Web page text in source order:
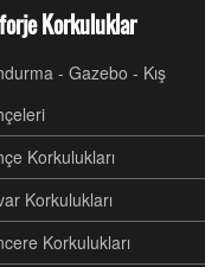
Korkuluklar
- Gazebo - Kış
Korkulukları
Korkulukları
Korkulukları